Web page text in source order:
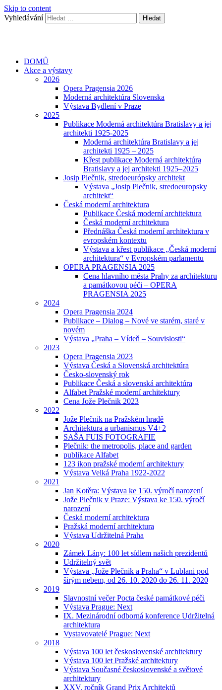
Skip to content
Vyhledávání
DOMŮ
Akce a výstavy
2026
Opera Pragensia 2026
Moderná architektúra Slovenska
Výstava Bydlení v Praze
2025
Publikace Moderná architektúra Bratislavy a jej
architekti 1925-2025
Moderná architektúra Bratislavy a jej
architekti 1925 – 2025
Křest publikace Moderná architektúra
Bratislavy a jej architekti 1925–2025
Josip Plečnik, stredoeurópsky architekt
Výstava „Josip Plečnik, stredoeuropsky
architekt“
Česká moderní architektura
Publikace Česká moderní architektura
Česká moderní architektura
Přednáška Česká moderní architektura v
evropském kontextu
Výstava a křest publikace „Česká moderní
architektura“ v Evropském parlamentu
OPERA PRAGENSIA 2025
Cena hlavního města Prahy za architekturu
a památkovou péči – OPERA
PRAGENSIA 2025
2024
Opera Pragensia 2024
Publikace – Dialog – Nové ve starém, staré v
novém
Výstava „Praha – Vídeň – Souvislosti“
2023
Opera Pragensia 2023
Výstava Česká a Slovenská architektúra
Česko-slovenský rok
Publikace Česká a slovenská architektúra
Alfabet Pražské moderní architektury
Cena Jože Plečnik 2023
2022
Jože Plečnik na Pražském hradě
Architektura a urbanismus V4+2
SAŠA FUIS FOTOGRAFIE
Plečnik: the metropolis, place and garden
publikace Alfabet
123 ikon pražské moderní architektury
Výstava Velká Praha 1922-2022
2021
Jan Kotěra: Výstava ke 150. výročí narození
Jože Plečnik v Praze: Výstava ke 150. výročí
narození
Česká moderní architektura
Pražská moderní architektura
Výstava Udržitelná Praha
2020
Zámek Lány: 100 let sídlem našich prezidentů
Udržitelný svět
Výstava „Jože Plečnik a Praha“ v Lublani pod
širým nebem, od 26. 10. 2020 do 26. 11. 2020
2019
Slavnostní večer Pocta české památkové péči
Výstava Prague: Next
IX. Mezinárodní odborná konference Udržitelná
architektura
Vystavovatelé Prague: Next
2018
Výstava 100 let československé architektury
Výstava 100 let Pražské architektury
Výstava Současné československé a světové
architektury
XXV. ročník Grand Prix Architektů